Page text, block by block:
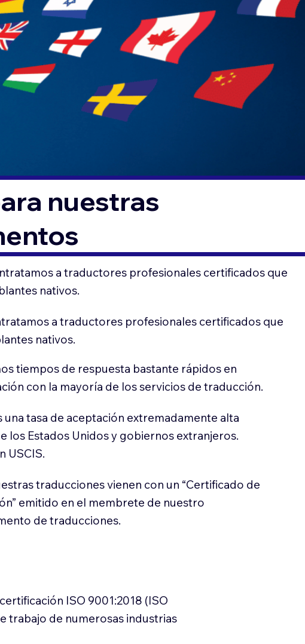
nuestras
a traductores profesionales certificados que
nativos.
a traductores profesionales certificados que
nativos.
tiempos de respuesta bastante rápidos en
con la mayoría de los servicios de traducción.
una tasa de aceptación extremadamente alta
los Estados Unidos y gobiernos extranjeros.
USCIS.
traducciones vienen con un “Certificado de
emitido en el membrete de nuestro
de traducciones.
ISO 9001:2018 (ISO
trabajo de numerosas industrias